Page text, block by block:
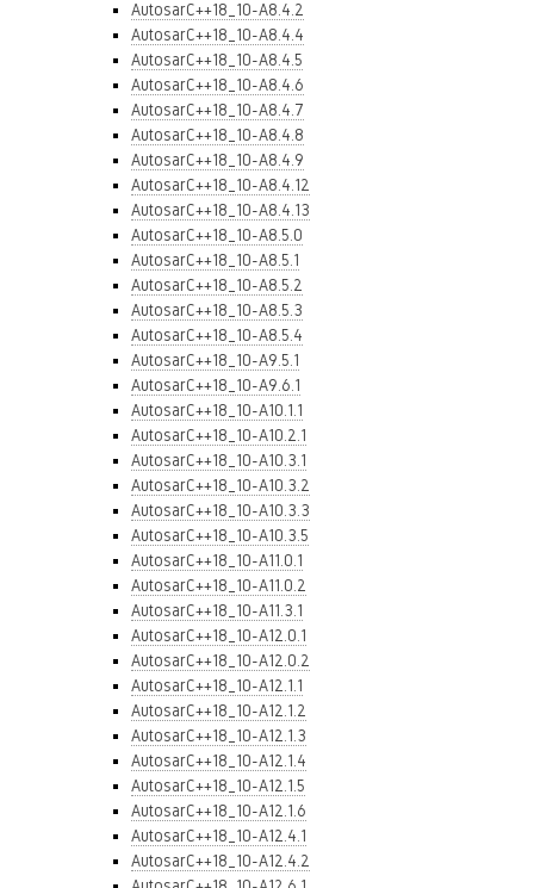
AutosarC++18_10-A8.4.2
AutosarC++18_10-A8.4.4
AutosarC++18_10-A8.4.5
AutosarC++18_10-A8.4.6
AutosarC++18_10-A8.4.7
AutosarC++18_10-A8.4.8
AutosarC++18_10-A8.4.9
AutosarC++18_10-A8.4.12
AutosarC++18_10-A8.4.13
AutosarC++18_10-A8.5.0
AutosarC++18_10-A8.5.1
AutosarC++18_10-A8.5.2
AutosarC++18_10-A8.5.3
AutosarC++18_10-A8.5.4
AutosarC++18_10-A9.5.1
AutosarC++18_10-A9.6.1
AutosarC++18_10-A10.1.1
AutosarC++18_10-A10.2.1
AutosarC++18_10-A10.3.1
AutosarC++18_10-A10.3.2
AutosarC++18_10-A10.3.3
AutosarC++18_10-A10.3.5
AutosarC++18_10-A11.0.1
AutosarC++18_10-A11.0.2
AutosarC++18_10-A11.3.1
AutosarC++18_10-A12.0.1
AutosarC++18_10-A12.0.2
AutosarC++18_10-A12.1.1
AutosarC++18_10-A12.1.2
AutosarC++18_10-A12.1.3
AutosarC++18_10-A12.1.4
AutosarC++18_10-A12.1.5
AutosarC++18_10-A12.1.6
AutosarC++18_10-A12.4.1
AutosarC++18_10-A12.4.2